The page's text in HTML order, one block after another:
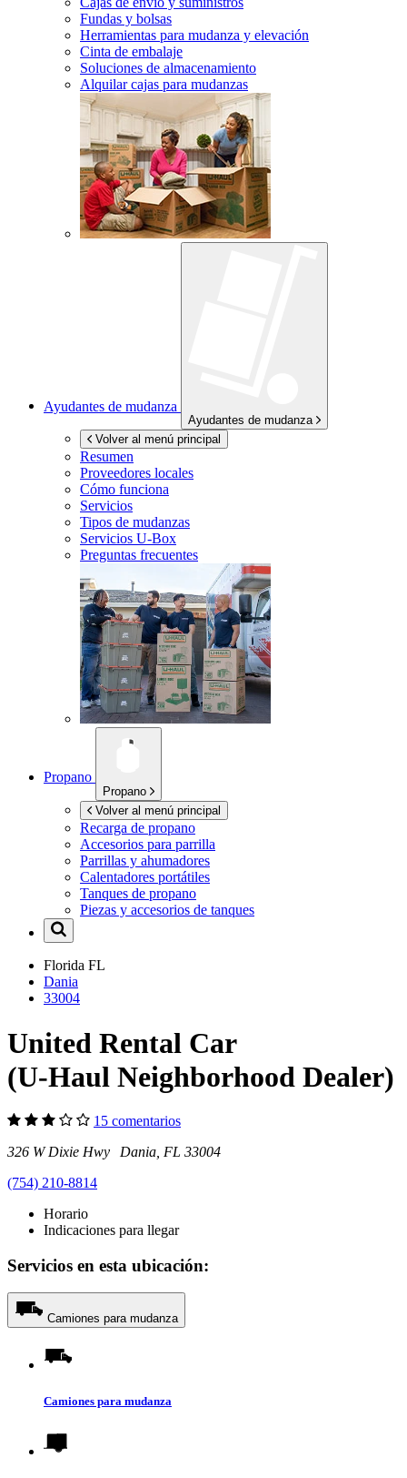
Fundas y bolsas
Herramientas para mudanza y elevación
Cinta de embalaje
Soluciones de almacenamiento
Alquilar cajas para mudanzas
Ayudantes de mudanza
Ayudantes de mudanza
Volver al menú principal
Resumen
Proveedores locales
Cómo funciona
Servicios
Tipos de mudanzas
Servicios U-Box
Preguntas frecuentes
Propano
Propano
Volver al menú principal
Recarga de propano
Accesorios para parrilla
Parrillas y ahumadores
Calentadores portátiles
Tanques de propano
Piezas y accesorios de tanques
Florida FL
Dania
33004
United Rental Car
(U-Haul Neighborhood Dealer)
15 comentarios
326 W Dixie Hwy Dania, FL 33004
(754) 210-8814
Horario
Indicaciones para llegar
Servicios en esta ubicación:
Camiones para mudanza
Camiones para mudanza